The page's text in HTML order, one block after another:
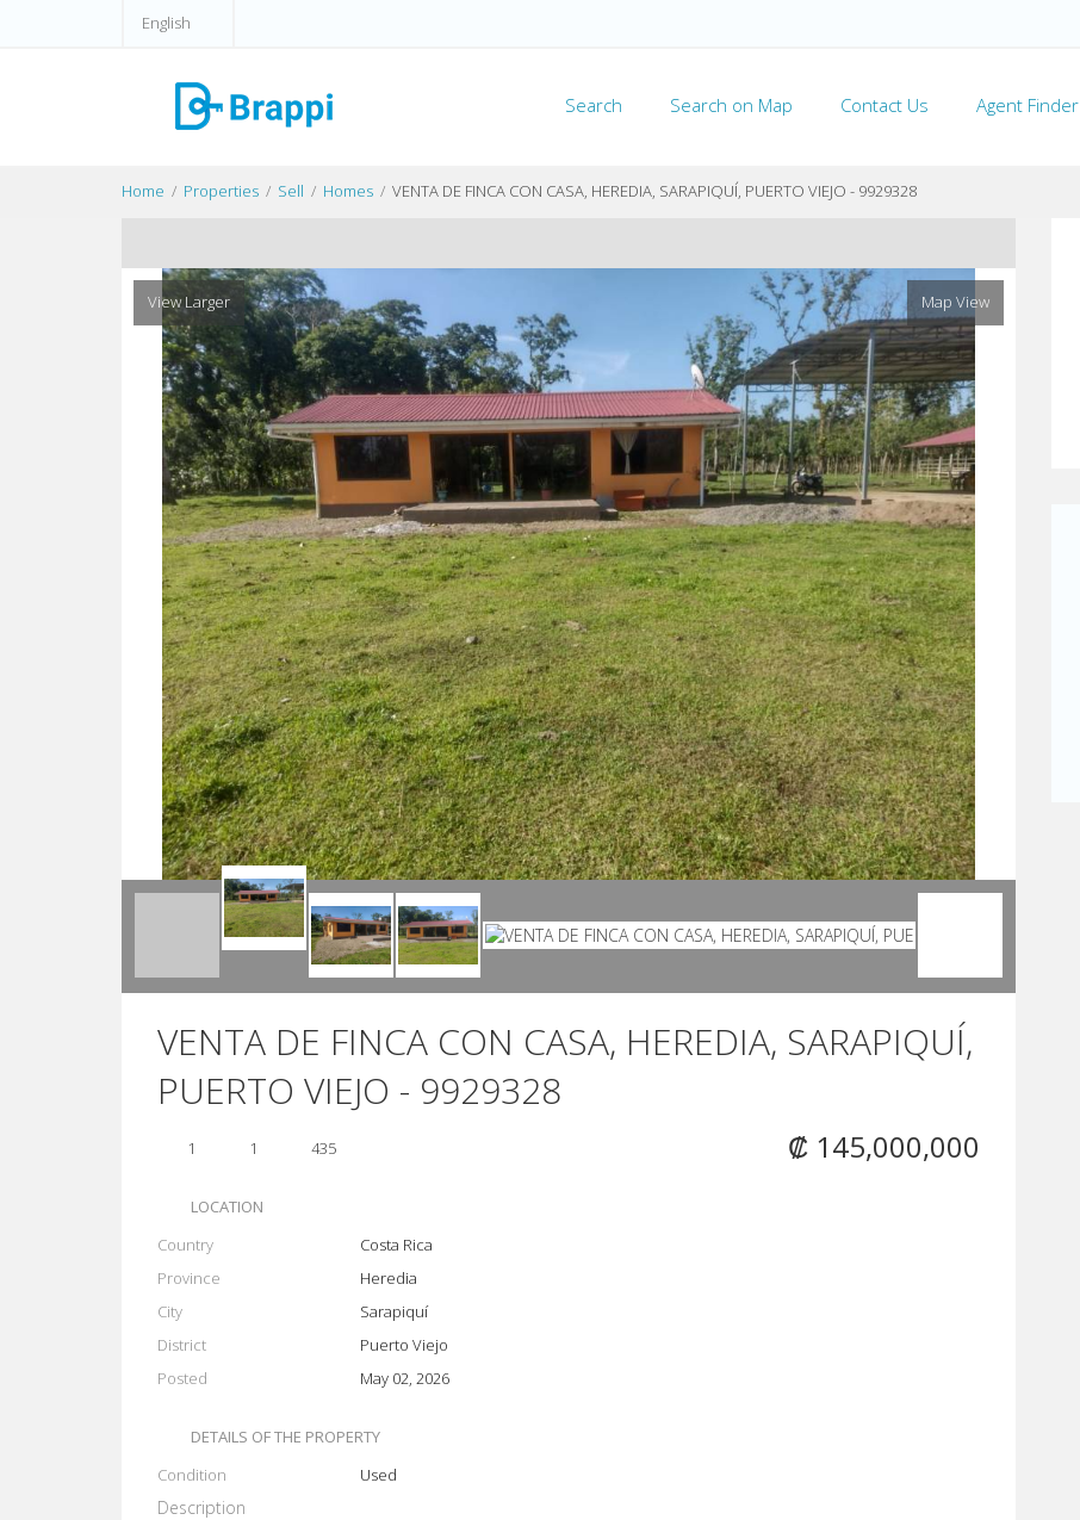
English
Search Search on Map Contact Us Agent Finder
Home Properties Sell Homes VENTA DE FINCA CON CASA, HEREDIA, SARAPIQUÍ, PUERTO VIEJO - 9929328
View Larger Map View
VENTA DE FINCA CON CASA, HEREDIA, SARAPIQUÍ,
PUERTO VIEJO - 9929328
₡ 145,000,000
1 1 435
LOCATION
Country
Costa Rica
Province
Heredia
City
Sarapiquí
District
Puerto Viejo
Posted
May 02, 2026
DETAILS OF THE PROPERTY
Condition
Used
Description